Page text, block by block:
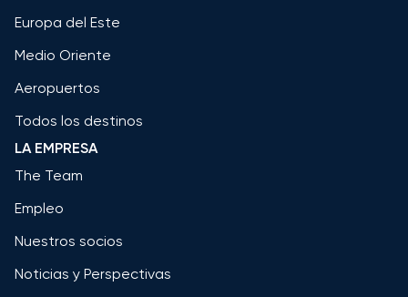
Europa del Este
Medio Oriente
Aeropuertos
Todos los destinos
LA EMPRESA
The Team
Empleo
Nuestros socios
Noticias y Perspectivas